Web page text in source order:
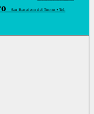
San Benedetto del Tronto • Tel.